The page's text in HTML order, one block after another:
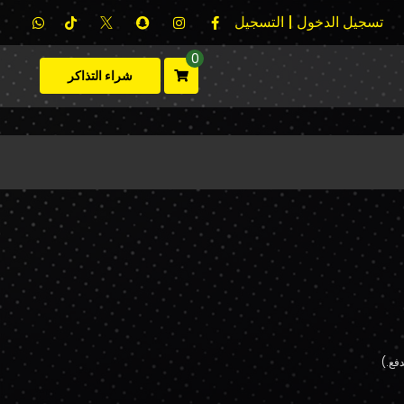
تسجيل الدخول | التسجيل
0
شراء التذاكر